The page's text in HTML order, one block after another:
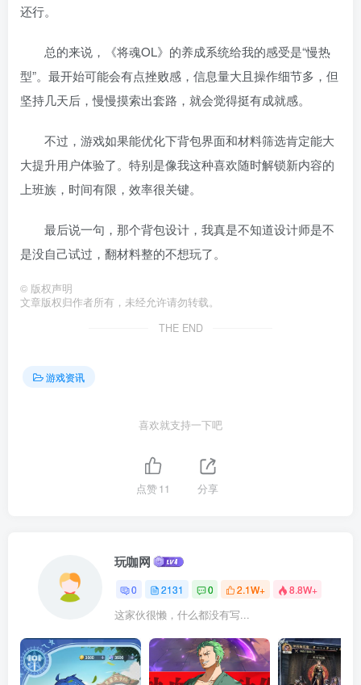
还行。
总的来说，《将魂OL》的养成系统给我的感受是“慢热
型”。最开始可能会有点挫败感，信息量大且操作细节多，但
坚持几天后，慢慢摸索出套路，就会觉得挺有成就感。
不过，游戏如果能优化下背包界面和材料筛选肯定能大
大提升用户体验了。特别是像我这种喜欢随时解锁新内容的
上班族，时间有限，效率很关键。
最后说一句，那个背包设计，我真是不知道设计师是不
是没自己试过，翻材料整的不想玩了。
© 版权声明
文章版权归作者所有，未经允许请勿转载。
THE END
游戏资讯
喜欢就支持一下吧
点赞11 分享
玩咖网
0 2131 0 2.1W+ 8.8W+
这家伙很懒，什么都没有写...